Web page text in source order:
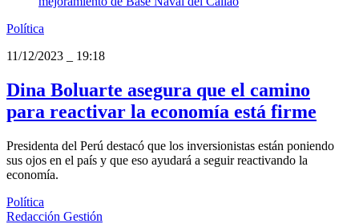
Política
11/12/2023
19:18
Dina Boluarte asegura que el camino
para reactivar la economía está firme
Presidenta del Perú destacó que los inversionistas están poniendo
sus ojos en el país y que eso ayudará a seguir reactivando la
economía.
Política
Redacción Gestión